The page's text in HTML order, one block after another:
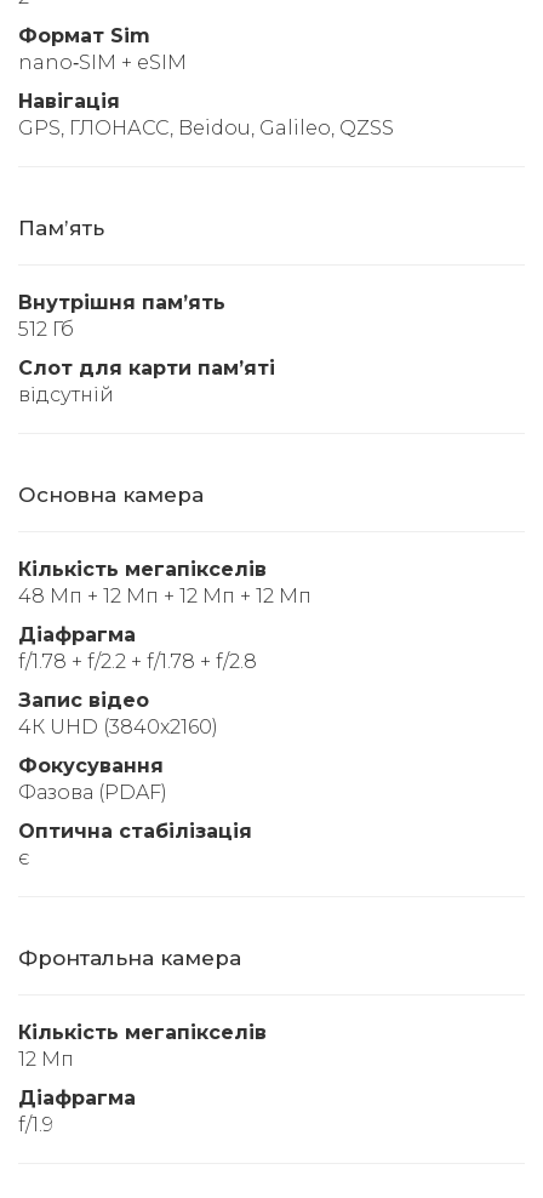
Формат Sim
nano‑SIM + eSIM
Навігація
GPS, ГЛОНАСС, Beidou, Galileo, QZSS
Памʼять
Внутрішня памʼять
512 Гб
Слот для карти памʼяті
відсутній
Основна камера
Кількість мегапікселів
48 Мп + 12 Мп + 12 Мп + 12 Мп
Діафрагма
f/1.78 + f/2.2 + f/1.78 + f/2.8
Запис відео
4К UHD (3840x2160)
Фокусування
Фазова (PDAF)
Оптична стабілізація
є
Фронтальна камера
Кількість мегапікселів
12 Мп
Діафрагма
f/1.9